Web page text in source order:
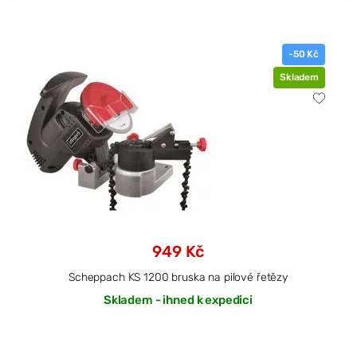
-50 Kč
Skladem
949 Kč
Scheppach KS 1200 bruska na pilové řetězy
Skladem - ihned k expedici